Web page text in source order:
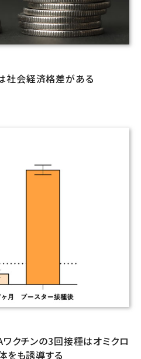
社会経済格差がある
クチンの3回接種はオミクロ
をも誘導する